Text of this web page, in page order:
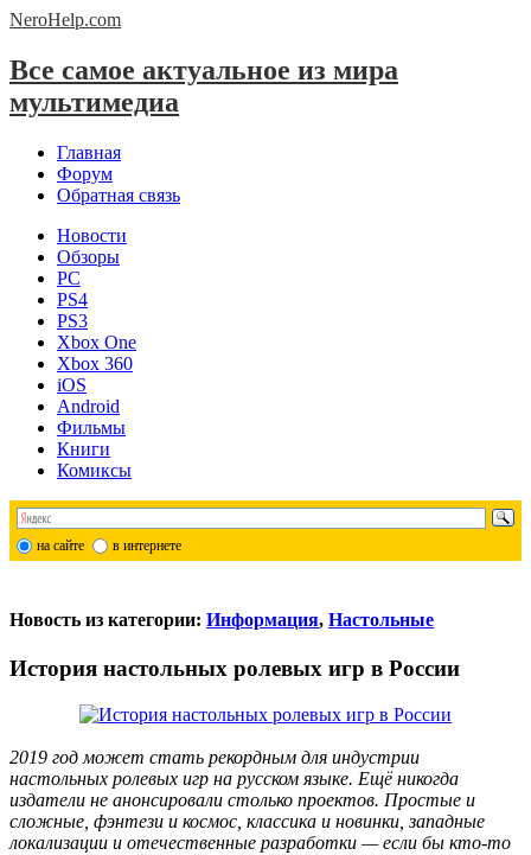
NeroHelp.com
Все самое актуальное из мира
мультимедиа
Главная
Форум
Обратная связь
Новости
Обзоры
PC
PS4
PS3
Xbox One
Xbox 360
iOS
Android
Фильмы
Книги
Комиксы
на сайте в интернете
Новость из категории: Информация, Настольные
История настольных ролевых игр в России
2019 год может стать рекордным для индустрии
настольных ролевых игр на русском языке. Ещё никогда
издатели не анонсировали столько проектов. Простые и
сложные, фэнтези и космос, классика и новинки, западные
локализации и отечественные разработки — если бы кто-то